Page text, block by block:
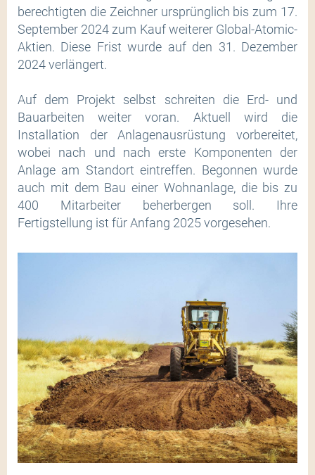
berechtigten die Zeichner ursprünglich bis zum 17.
September 2024 zum Kauf weiterer Global-Atomic-
Aktien. Diese Frist wurde auf den 31. Dezember
2024 verlängert.
Auf dem Projekt selbst schreiten die Erd- und
Bauarbeiten weiter voran. Aktuell wird die
Installation der Anlagenausrüstung vorbereitet,
wobei nach und nach erste Komponenten der
Anlage am Standort eintreffen. Begonnen wurde
auch mit dem Bau einer Wohnanlage, die bis zu
400 Mitarbeiter beherbergen soll. Ihre
Fertigstellung ist für Anfang 2025 vorgesehen.